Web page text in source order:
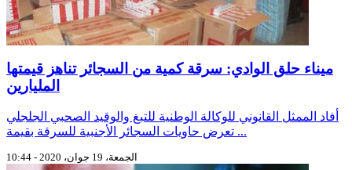
ميناء حلق الوادي: سرقة كمية من السجائر تناهز قيمتها
المليارين
أفاد الممثل القانوني للوكالة الوطنية للتبغ والوقيد الصحبي الجلجلي
تعرض حاويات السجائر الأجنبية للسرقة بقيمة ...
الجمعة، 19 جوان، 2020 - 10:44